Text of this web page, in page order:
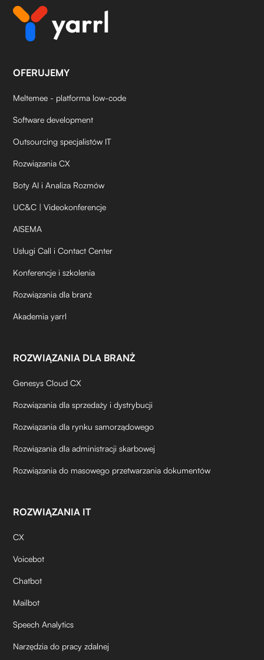
OFERUJEMY
Meltemee - platforma low-code
Software development
Outsourcing specjalistów IT
Rozwiązania CX
Boty AI i Analiza Rozmów
UC&C | Videokonferencje
AISEMA
Usługi Call i Contact Center
Konferencje i szkolenia
Rozwiązania dla branż
Akademia yarrl
ROZWIĄZANIA DLA BRANŻ
Genesys Cloud CX
Rozwiązania dla sprzedaży i dystrybucji
Rozwiązania dla rynku samorządowego
Rozwiązania dla administracji skarbowej
Rozwiązania do masowego przetwarzania dokumentów
ROZWIĄZANIA IT
CX
Voicebot
Chatbot
Mailbot
Speech Analytics
Narzędzia do pracy zdalnej